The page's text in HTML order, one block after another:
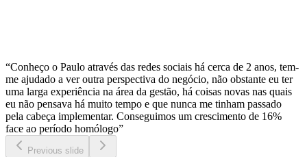
“Conheço o Paulo através das redes sociais há cerca de 2 anos, tem-
me ajudado a ver outra perspectiva do negócio, não obstante eu ter
uma larga experiência na área da gestão, há coisas novas nas quais
eu não pensava há muito tempo e que nunca me tinham passado
pela cabeça implementar. Conseguimos um crescimento de 16%
face ao período homólogo”
Previous slide